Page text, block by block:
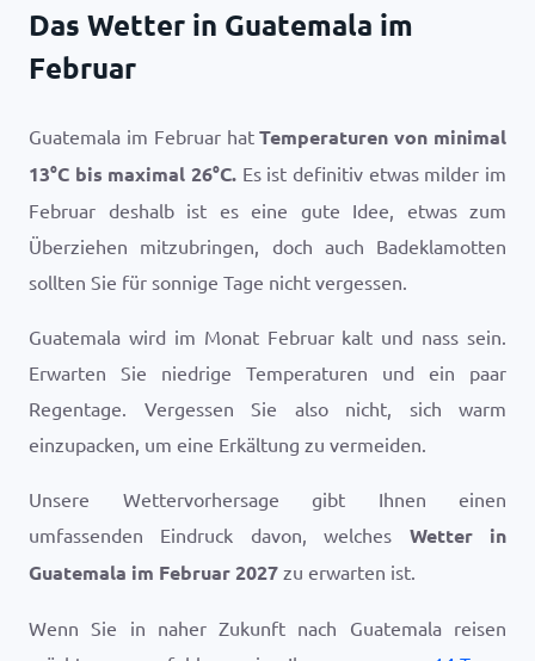
Das Wetter in Guatemala im
Februar
Guatemala im Februar hatTemperaturen von minimal
13°C bis maximal 26°C. Es ist definitiv etwas milder im
Februar deshalb ist es eine gute Idee, etwas zum
Überziehen mitzubringen, doch auch Badeklamotten
sollten Sie für sonnige Tage nicht vergessen.
Guatemala wird im Monat Februar kalt und nass sein.
Erwarten Sie niedrige Temperaturen und ein paar
Regentage. Vergessen Sie also nicht, sich warm
einzupacken, um eine Erkältung zu vermeiden.
Unsere Wettervorhersage gibt Ihnen einen
umfassenden Eindruck davon, welches Wetter in
Guatemala im Februar 2027 zu erwarten ist.
Wenn Sie in naher Zukunft nach Guatemala reisen